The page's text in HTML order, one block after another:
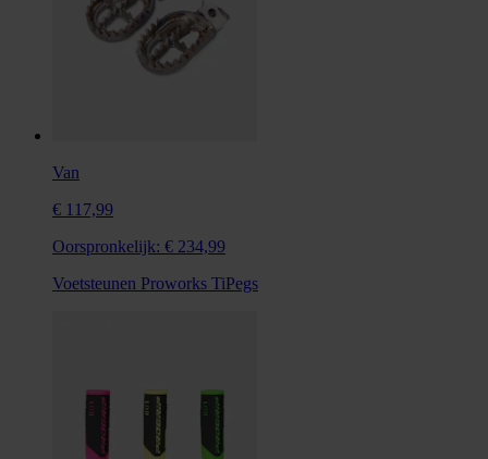
Van
€ 117,99
Oorspronkelijk: € 234,99
Voetsteunen Proworks TiPegs